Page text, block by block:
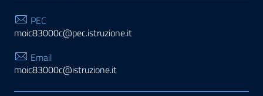
PEC
moic83000c@pec.istruzione.it
Email
moic83000c@istruzione.it